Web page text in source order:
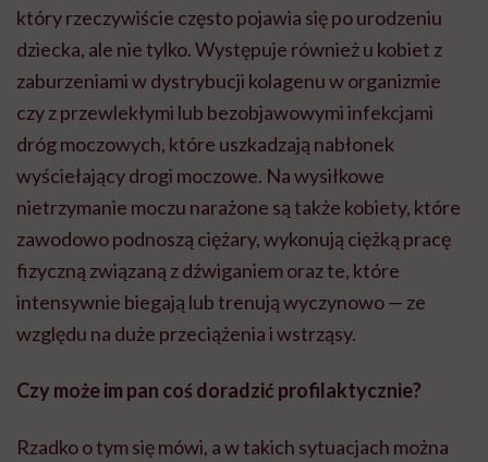
który rzeczywiście często pojawia się po urodzeniu
dziecka, ale nie tylko. Występuje również u kobiet z
zaburzeniami w dystrybucji kolagenu w organizmie
czy z przewlekłymi lub bezobjawowymi infekcjami
dróg moczowych, które uszkadzają nabłonek
wyściełający drogi moczowe. Na wysiłkowe
nietrzymanie moczu narażone są także kobiety, które
zawodowo podnoszą ciężary, wykonują ciężką pracę
fizyczną związaną z dźwiganiem oraz te, które
intensywnie biegają lub trenują wyczynowo — ze
względu na duże przeciążenia i wstrząsy.
Czy może im pan coś doradzić profilaktycznie?
Rzadko o tym się mówi, a w takich sytuacjach można